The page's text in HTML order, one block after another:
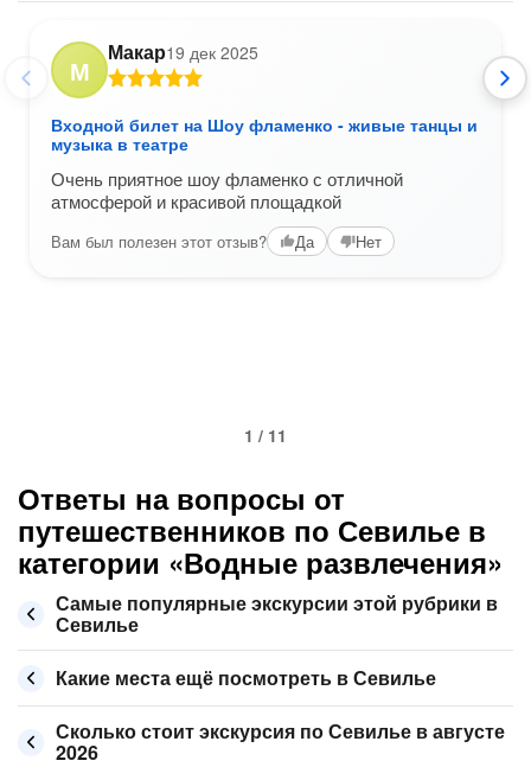
М
Макар19 дек 2025
Входной билет на Шоу фламенко - живые танцы и
музыка в театре
Очень приятное шоу фламенко с отличной
атмосферой и красивой площадкой
Вам был полезен этот отзыв? Да Нет
1 / 11
Ответы на вопросы от
путешественников по Севилье в
категории «Водные развлечения»
Самые популярные экскурсии этой рубрики в
Севилье
Какие места ещё посмотреть в Севилье
Сколько стоит экскурсия по Севилье в августе
2026